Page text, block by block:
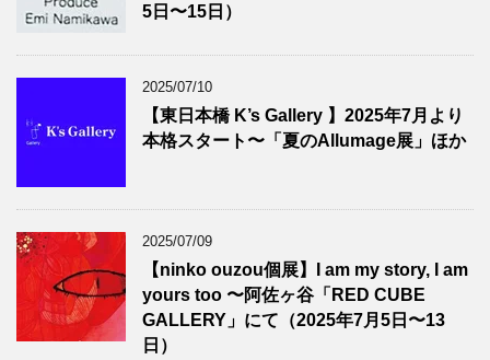
5日〜15日）
2025/07/10
【東日本橋 K’s Gallery 】2025年7月より
本格スタート〜「夏のAllumage展」ほか
2025/07/09
【ninko ouzou個展】I am my story, I am
yours too 〜阿佐ヶ谷「RED CUBE
GALLERY」にて（2025年7月5日〜13
日）